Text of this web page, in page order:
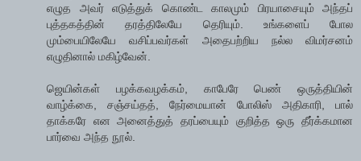
எழுத அவர் எடுத்துக் கொண்ட காலமும் பிரயாசையும் அந்தப்
புத்தகத்தின் தரத்திலேயே தெரியும். உங்களைப் போல
மும்பையிலேயே வசிப்பவர்கள் அதைபற்றிய நல்ல விமர்சனம்
எழுதினால் மகிழ்வேன்.
ஜெயின்கள் பழக்கவழக்கம், காபேரே பெண் ஒருத்தியின்
வாழ்க்கை, சஞ்சய்தத், நேர்மையான் போலிஸ் அதிகாரி, பால்
தாக்கரே என அனைத்துத் தரப்பையும் குறித்த ஒரு தீர்க்கமான
பார்வை அந்த நூல்.